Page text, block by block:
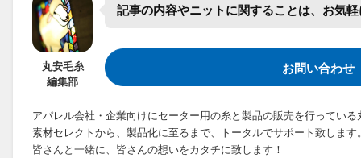
丸安毛糸
編集部
記事の​内容や​ニットに​関する​ことは、​お気
お問い合わせ
アパレル会社・企業向けにセーター用の糸と製品の販売を行ってい
素材セレクトから、製品化に至るまで、トータルでサポート致します
皆さんと一緒に、皆さんの想いをカタチに致します！